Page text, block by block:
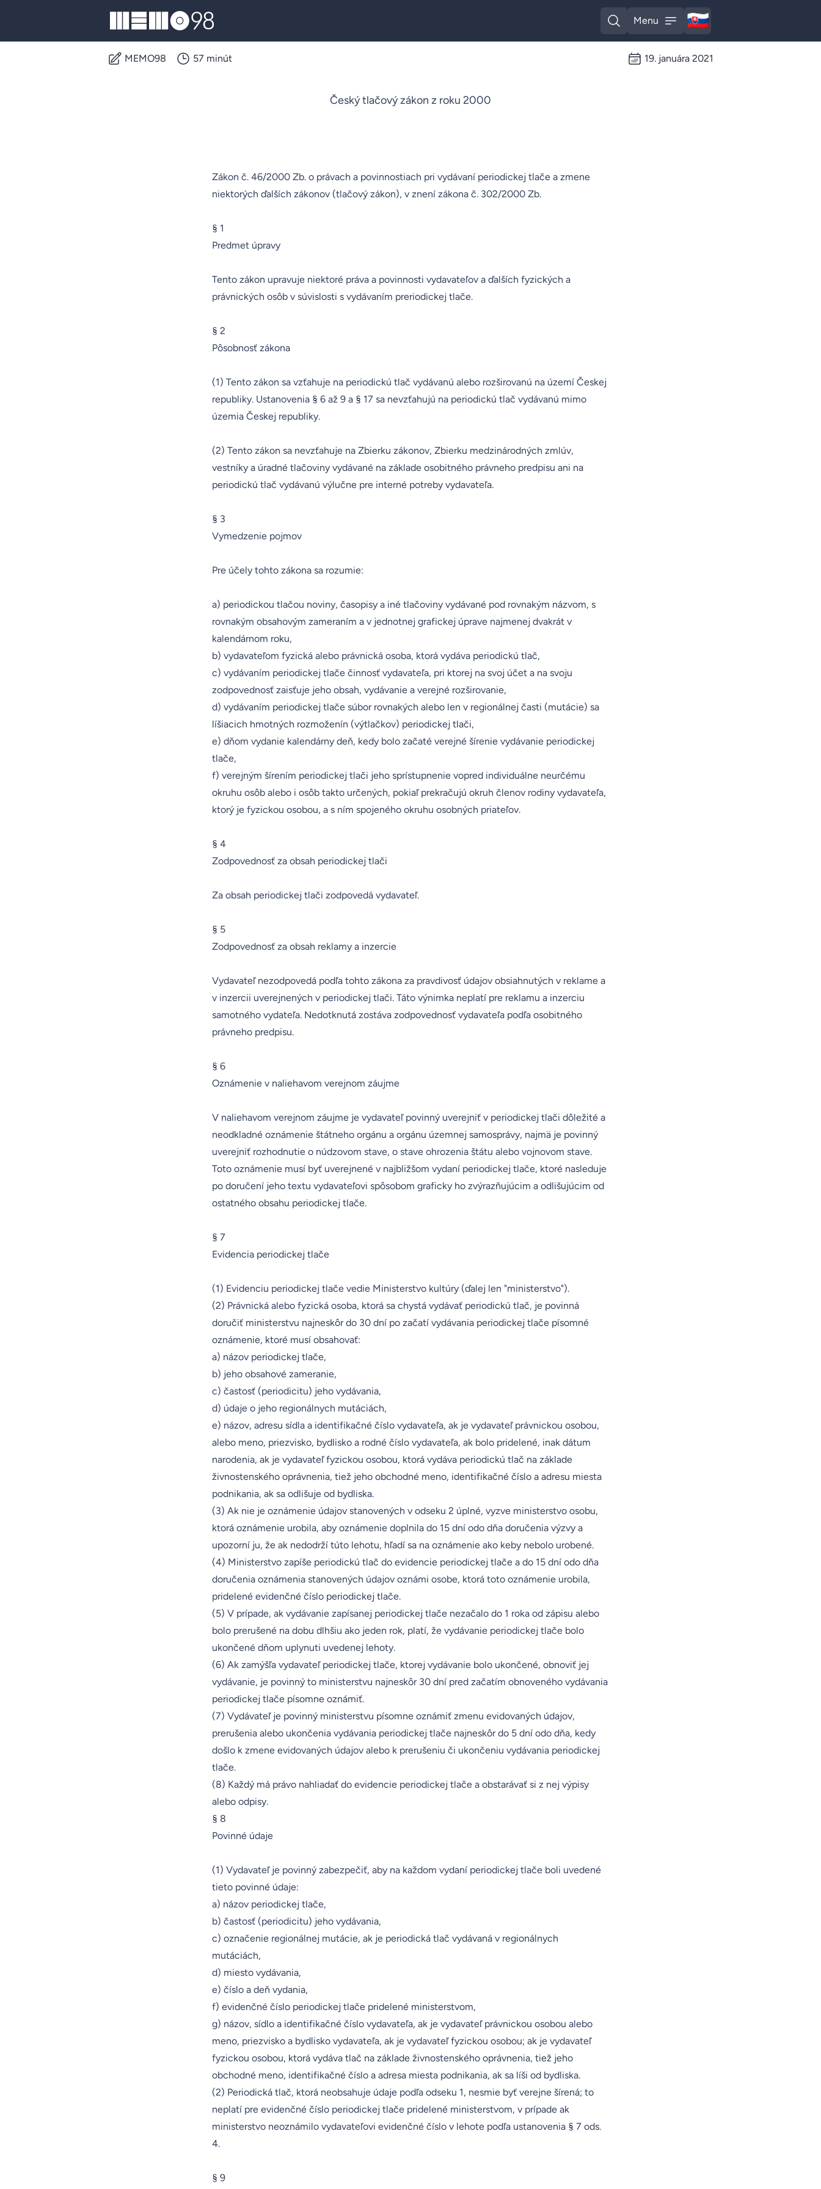
MEMO98
Open search
Menu
Open menu
🇸🇰
Slovak
MEMO98 57 minút 19. januára 2021
Český tlačový zákon z roku 2000
Zákon č. 46/2000 Zb. o právach a povinnostiach pri vydávaní periodickej tlače a zmene
niektorých ďalších zákonov (tlačový zákon), v znení zákona č. 302/2000 Zb.
§ 1
Predmet úpravy
Tento zákon upravuje niektoré práva a povinnosti vydavateľov a ďalších fyzických a
právnických osôb v súvislosti s vydávaním preriodickej tlače.
§ 2
Pôsobnosť zákona
(1) Tento zákon sa vzťahuje na periodickú tlač vydávanú alebo rozširovanú na území Českej
republiky. Ustanovenia § 6 až 9 a § 17 sa nevzťahujú na periodickú tlač vydávanú mimo
územia Českej republiky.
(2) Tento zákon sa nevzťahuje na Zbierku zákonov, Zbierku medzinárodných zmlúv,
vestníky a úradné tlačoviny vydávané na základe osobitného právneho predpisu ani na
periodickú tlač vydávanú výlučne pre interné potreby vydavateľa.
§ 3
Vymedzenie pojmov
Pre účely tohto zákona sa rozumie:
a) periodickou tlačou noviny, časopisy a iné tlačoviny vydávané pod rovnakým názvom, s
rovnakým obsahovým zameraním a v jednotnej grafickej úprave najmenej dvakrát v
kalendárnom roku,
b) vydavateľom fyzická alebo právnická osoba, ktorá vydáva periodickú tlač,
c) vydávaním periodickej tlače činnosť vydavateľa, pri ktorej na svoj účet a na svoju
zodpovednosť zaisťuje jeho obsah, vydávanie a verejné rozširovanie,
d) vydávaním periodickej tlače súbor rovnakých alebo len v regionálnej časti (mutácie) sa
líšiacich hmotných rozmoženín (výtlačkov) periodickej tlači,
e) dňom vydanie kalendárny deň, kedy bolo začaté verejné šírenie vydávanie periodickej
tlače,
f) verejným šírením periodickej tlači jeho sprístupnenie vopred individuálne neurčému
okruhu osôb alebo i osôb takto určených, pokiaľ prekračujú okruh členov rodiny vydavateľa,
ktorý je fyzickou osobou, a s ním spojeného okruhu osobných priateľov.
§ 4
Zodpovednosť za obsah periodickej tlači
Za obsah periodickej tlači zodpovedá vydavateľ.
§ 5
Zodpovednosť za obsah reklamy a inzercie
Vydavateľ nezodpovedá podľa tohto zákona za pravdivosť údajov obsiahnutých v reklame a
v inzercii uverejnených v periodickej tlači. Táto výnimka neplatí pre reklamu a inzerciu
samotného vydateľa. Nedotknutá zostáva zodpovednosť vydavateľa podľa osobitného
právneho predpisu.
§ 6
Oznámenie v naliehavom verejnom záujme
V naliehavom verejnom záujme je vydavateľ povinný uverejniť v periodickej tlači dôležité a
neodkladné oznámenie štátneho orgánu a orgánu územnej samosprávy, najmä je povinný
uverejniť rozhodnutie o núdzovom stave, o stave ohrozenia štátu alebo vojnovom stave.
Toto oznámenie musí byť uverejnené v najbližšom vydaní periodickej tlače, ktoré nasleduje
po doručení jeho textu vydavateľovi spôsobom graficky ho zvýrazňujúcim a odlišujúcim od
ostatného obsahu periodickej tlače.
§ 7
Evidencia periodickej tlače
(1) Evidenciu periodickej tlače vedie Ministerstvo kultúry (ďalej len "ministerstvo").
(2) Právnická alebo fyzická osoba, ktorá sa chystá vydávať periodickú tlač, je povinná
doručiť ministerstvu najneskôr do 30 dní po začatí vydávania periodickej tlače písomné
oznámenie, ktoré musí obsahovať:
a) názov periodickej tlače,
b) jeho obsahové zameranie,
c) častosť (periodicitu) jeho vydávania,
d) údaje o jeho regionálnych mutáciách,
e) názov, adresu sídla a identifikačné číslo vydavateľa, ak je vydavateľ právnickou osobou,
alebo meno, priezvisko, bydlisko a rodné číslo vydavateľa, ak bolo pridelené, inak dátum
narodenia, ak je vydavateľ fyzickou osobou, ktorá vydáva periodickú tlač na základe
živnostenského oprávnenia, tiež jeho obchodné meno, identifikačné číslo a adresu miesta
podnikania, ak sa odlišuje od bydliska.
(3) Ak nie je oznámenie údajov stanovených v odseku 2 úplné, vyzve ministerstvo osobu,
ktorá oznámenie urobila, aby oznámenie doplnila do 15 dní odo dňa doručenia výzvy a
upozorní ju, že ak nedodrží túto lehotu, hľadí sa na oznámenie ako keby nebolo urobené.
(4) Ministerstvo zapíše periodickú tlač do evidencie periodickej tlače a do 15 dní odo dňa
doručenia oznámenia stanovených údajov oznámi osobe, ktorá toto oznámenie urobila,
pridelené evidenčné číslo periodickej tlače.
(5) V prípade, ak vydávanie zapísanej periodickej tlače nezačalo do 1 roka od zápisu alebo
bolo prerušené na dobu dlhšiu ako jeden rok, platí, že vydávanie periodickej tlače bolo
ukončené dňom uplynuti uvedenej lehoty.
(6) Ak zamýšľa vydavateľ periodickej tlače, ktorej vydávanie bolo ukončené, obnoviť jej
vydávanie, je povinný to ministerstvu najneskôr 30 dní pred začatím obnoveného vydávania
periodickej tlače písomne oznámiť.
(7) Vydávateľ je povinný ministerstvu písomne oznámiť zmenu evidovaných údajov,
prerušenia alebo ukončenia vydávania periodickej tlače najneskôr do 5 dní odo dňa, kedy
došlo k zmene evidovaných údajov alebo k prerušeniu či ukončeniu vydávania periodickej
tlače.
(8) Každý má právo nahliadať do evidencie periodickej tlače a obstarávať si z nej výpisy
alebo odpisy.
§ 8
Povinné údaje
(1) Vydavateľ je povinný zabezpečiť, aby na každom vydaní periodickej tlače boli uvedené
tieto povinné údaje:
a) názov periodickej tlače,
b) častosť (periodicitu) jeho vydávania,
c) označenie regionálnej mutácie, ak je periodická tlač vydávaná v regionálnych
mutáciách,
d) miesto vydávania,
e) číslo a deň vydania,
f) evidenčné číslo periodickej tlače pridelené ministerstvom,
g) názov, sídlo a identifikačné číslo vydavateľa, ak je vydavateľ právnickou osobou alebo
meno, priezvisko a bydlisko vydavateľa, ak je vydavateľ fyzickou osobou; ak je vydavateľ
fyzickou osobou, ktorá vydáva tlač na základe živnostenského oprávnenia, tiež jeho
obchodné meno, identifikačné číslo a adresa miesta podnikania, ak sa líši od bydliska.
(2) Periodická tlač, ktorá neobsahuje údaje podľa odseku 1, nesmie byť verejne šírená; to
neplatí pre evidenčné číslo periodickej tlače pridelené ministerstvom, v prípade ak
ministerstvo neoznámilo vydavateľovi evidenčné číslo v lehote podľa ustanovenia § 7 ods.
4.
§ 9